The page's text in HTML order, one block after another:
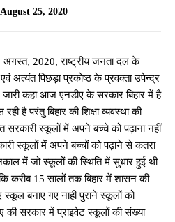
August 25, 2020
अगस्त, 2020, राष्ट्रीय जनता दल के
अत्यंत पिछड़ा प्रकोष्ठ के प्रवक्ता उपेन्द्र
कहा आज एनडीए के सरकार बिहार में है
है परंतु बिहार की शिक्षा व्यवस्था की
सरकारी स्कूलों में अपने बच्चे को पढ़ाना नहीं
स्कूलों में अपने बच्चों को पढ़ाने से कतरा
में जो स्कूलों की स्थिति में सुधार हुई थी
करीब 15 सालों तक बिहार में शासन की
स्कूल बनाए गए नाही पुराने स्कूलों को
की सरकार में प्राइवेट स्कूलों की संख्या